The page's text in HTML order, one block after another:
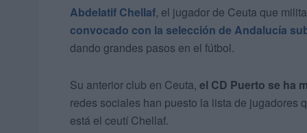
Abdelatif Chellaf, el jugador de Ceuta que
convocado con la selección de Andalucía
dando grandes pasos en el fútbol.
Su anterior club en Ceuta, el CD Puerto se ha
redes sociales han puesto la lista de jugadores
está el ceutí Chellaf.